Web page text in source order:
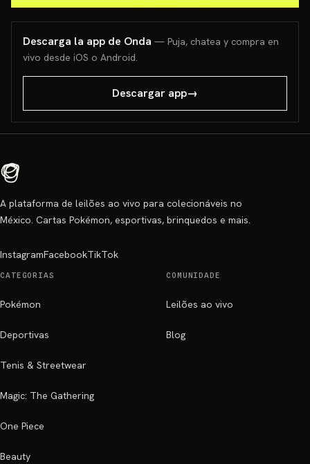
Descarga la app de Onda — Puja, chatea y compra en
vivo desde iOS o Android.
Descargar app→
A plataforma de leilões ao vivo para colecionáveis no
México. Cartas Pokémon, esportivas, brinquedos e mais.
InstagramFacebookTikTok
CATEGORIAS
Pokémon
Deportivas
Tenis & Streetwear
Magic: The Gathering
One Piece
Beauty
COMUNIDADE
Leilões ao vivo
Blog